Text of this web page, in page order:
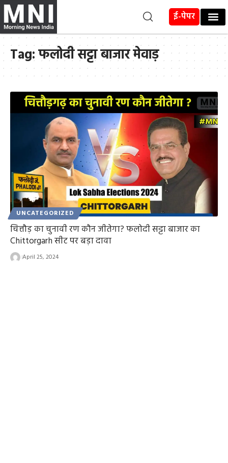
ई-पेपर
Tag:फलोदी सट्टा बाजार मेवाड़
UNCATEGORIZED
चित्तौड़ का चुनावी रण कौन जीतेगा? फलोदी सट्टा बाजार का
Chittorgarh सीट पर बड़ा दावा
April 25, 2024